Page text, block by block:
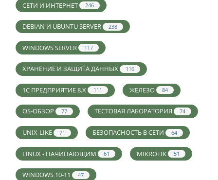
СЕТИ И ИНТЕРНЕТ 246
DEBIAN И UBUNTU SERVER 238
WINDOWS SERVER 117
ХРАНЕНИЕ И ЗАЩИТА ДАННЫХ 116
1С ПРЕДПРИЯТИЕ 8.X 111 ЖЕЛЕЗО 84
OS-ОБЗОР 77 ТЕСТОВАЯ ЛАБОРАТОРИЯ 74
UNIX-LIKE 71 БЕЗОПАСНОСТЬ В СЕТИ 64
LINUX - НАЧИНАЮЩИМ 61 MIKROTIK 51
WINDOWS 10-11 47